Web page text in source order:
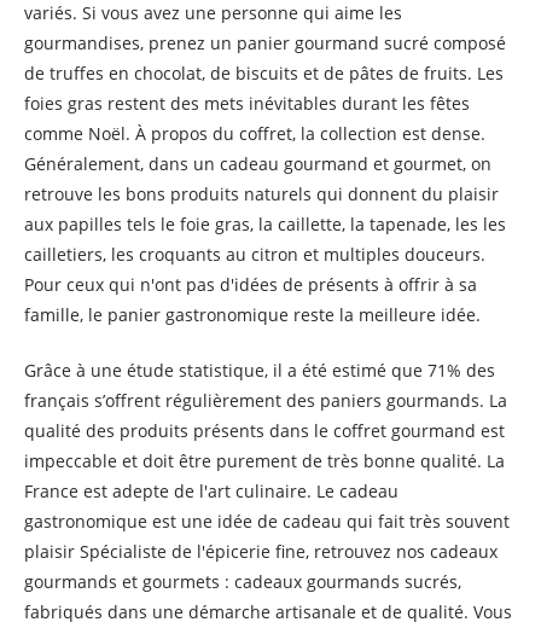
variés. Si vous avez une personne qui aime les
gourmandises, prenez un panier gourmand sucré composé
de truffes en chocolat, de biscuits et de pâtes de fruits. Les
foies gras restent des mets inévitables durant les fêtes
comme Noël. À propos du coffret, la collection est dense.
Généralement, dans un cadeau gourmand et gourmet, on
retrouve les bons produits naturels qui donnent du plaisir
aux papilles tels le foie gras, la caillette, la tapenade, les les
cailletiers, les croquants au citron et multiples douceurs.
Pour ceux qui n'ont pas d'idées de présents à offrir à sa
famille, le panier gastronomique reste la meilleure idée.
Grâce à une étude statistique, il a été estimé que 71% des
français s’offrent régulièrement des paniers gourmands. La
qualité des produits présents dans le coffret gourmand est
impeccable et doit être purement de très bonne qualité. La
France est adepte de l'art culinaire. Le cadeau
gastronomique est une idée de cadeau qui fait très souvent
plaisir Spécialiste de l'épicerie fine, retrouvez nos cadeaux
gourmands et gourmets : cadeaux gourmands sucrés,
fabriqués dans une démarche artisanale et de qualité. Vous